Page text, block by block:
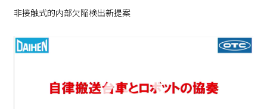
非接触式的内部欠陥検出新提案